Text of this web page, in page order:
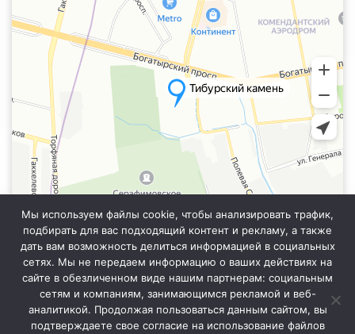
Мы используем файлы cookie, чтобы анализировать трафик,
подбирать для вас подходящий контент и рекламу, а также
дать вам возможность делиться информацией в социальных
сетях. Мы не передаем информацию о ваших действиях на
сайте в обезличенном виде нашим партнерам: социальным
сетям и компаниям, занимающимся рекламой и веб-
аналитикой. Продолжая пользоваться данным сайтом, вы
подтверждаете свое согласие на использование файлов
Информация на сайте не является публичной офертой. Уточняйте
точную стоимость у менеджера отдела продаж.